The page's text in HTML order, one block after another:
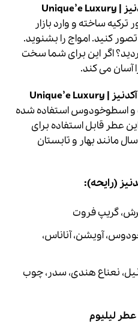
عطر ادکلن یونیک لاکچری آکدنیز | Unique’e Luxury
در کشور ترکیه ساخته و وارد بازار
کنید. امواج را بشنوید.
اگر این برای شما سخت
عطر ادکلن یونیک لاکچری آکدنیز | Unique’e Luxury
و اسطوخودوس استفاده شده
عطر قابل استفاده برای
مانند بهار و تابستان
(رایحه):
ترش، گریپ فروت
آویشن، آناناس،
نعناع هندی، سدر، چوب
لیلیوم